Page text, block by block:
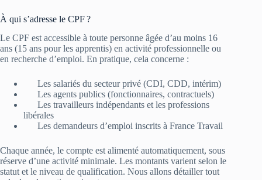
À qui s’adresse le CPF ?
Le CPF est accessible à toute personne âgée d’au moins 16
ans (15 ans pour les apprentis) en activité professionnelle ou
en recherche d’emploi. En pratique, cela concerne :
Les salariés du secteur privé (CDI, CDD, intérim)
Les agents publics (fonctionnaires, contractuels)
Les travailleurs indépendants et les professions
libérales
Les demandeurs d’emploi inscrits à France Travail
Chaque année, le compte est alimenté automatiquement, sous
réserve d’une activité minimale. Les montants varient selon le
statut et le niveau de qualification. Nous allons détailler tout